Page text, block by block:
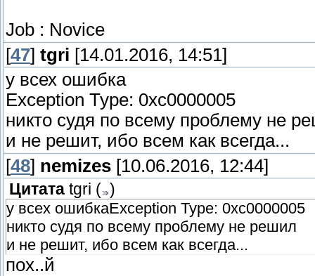
Job : Novice
[47] tgri [14.01.2016, 14:51]
у всех ошибка
Exception Type: 0xc0000005
никто судя по всему проблему не
и не решит, ибо всем как всегда...
[48] nemizes [10.06.2016, 12:44]
Цитата tgri ( )
у всех ошибкаException Type: 0xc0000005
никто судя по всему проблему не решил
и не решит, ибо всем как всегда...
пох..й